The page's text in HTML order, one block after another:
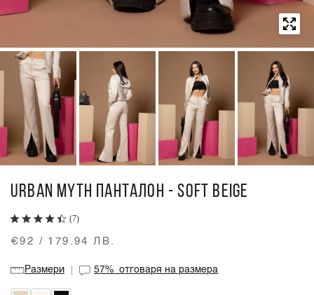
URBAN MYTH ПАНТАЛОН - SOFT BEIGE
(7)
€92 / 179.94 ЛВ.
Размери 57%отговаря на размера